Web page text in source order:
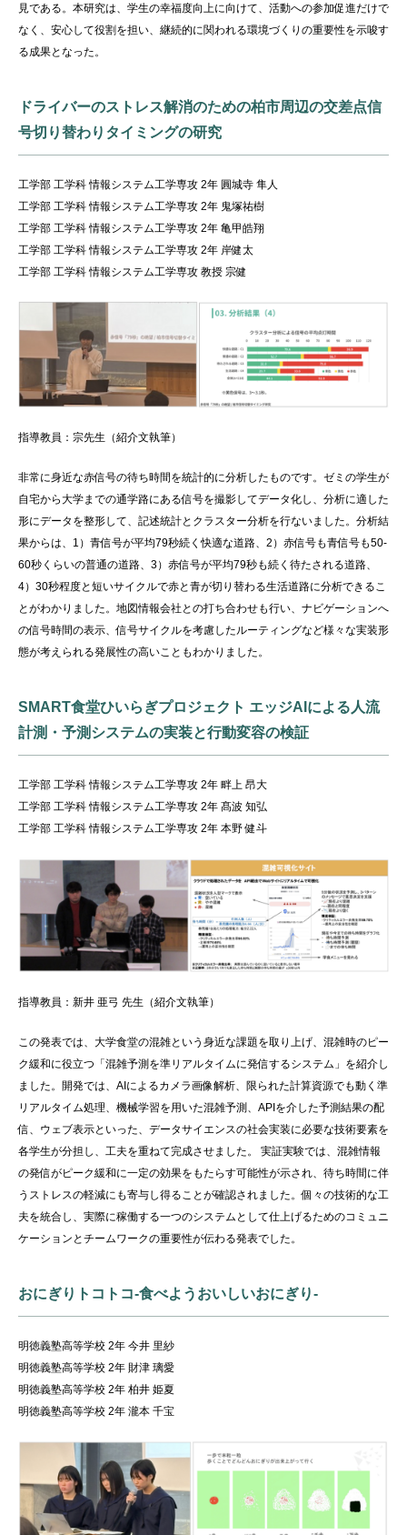
見である。本研究は、学生の幸福度向上に向けて、活動への参加促進だけで
なく、安心して役割を担い、継続的に関われる環境づくりの重要性を示唆す
る成果となった。
ドライバーのストレス解消のための柏市周辺の交差点信
号切り替わりタイミングの研究
工学部 工学科 情報システム工学専攻 2年 圓城寺 隼人
工学部 工学科 情報システム工学専攻 2年 鬼塚祐樹
工学部 工学科 情報システム工学専攻 2年 亀甲皓翔
工学部 工学科 情報システム工学専攻 2年 岸健太
工学部 工学科 情報システム工学専攻 教授 宗健
指導教員：宗先生（紹介文執筆）
非常に身近な赤信号の待ち時間を統計的に分析したものです。ゼミの学生が
自宅から大学までの通学路にある信号を撮影してデータ化し、分析に適した
形にデータを整形して、記述統計と クラスター分析を行ないました。分析結
果からは、1）青信号が平均79秒続く快適な道路、2）赤信号も青信号も50-
60秒くらいの普通の道路、3）赤信号が平均79秒も続く待たされる道路、
4）30秒程度と短いサイクルで赤と青が切り替わる生活道路に分析できるこ
とがわかりました。地図情報会社との打ち合わせも行い、ナビゲーションへ
の信号時間の表示、信号サイクルを考慮したルーティングなど様々な実装形
態が考えられる発展性の高いこともわかりました。
SMART食堂ひいらぎプロジェクト エッジAIによる人流
計測・予測システムの実装と行動変容の検証
工学部 工学科 情報システム工学専攻 2年 畔上 昂大
工学部 工学科 情報システム工学専攻 2年 髙波 知弘
工学部 工学科 情報システム工学専攻 2年 本野 健斗
指導教員：新井 亜弓 先生（紹介文執筆）
この発表では、大学食堂の混雑という身近な課題を取り上げ、混雑時のピー
ク緩和に役立つ「混雑予測を準リアルタイムに発信するシステム」を紹介し
ました。開発では、AIによるカメラ画像解析、限られた計算資源でも動く準
リアルタイム処理、機械学習を用いた混雑予測、APIを介した予測結果の配
信、ウェブ表示といった、データサイエンスの社会実装に必要な技術要素を
各学生が分担し、工夫を重ねて完成させました。 実証実験では、混雑情報
の発信がピーク緩和に一定の効果をもたらす可能性が示され、待ち時間に伴
うストレスの軽減にも寄与し得ることが確認されました。個々の技術的な工
夫を統合し、実際に稼働する一つのシステムとして仕上げるためのコミュニ
ケーションとチームワークの重要性が伝わる発表でした。
おにぎりトコトコ-食べようおいしいおにぎり-
明徳義塾高等学校 2年 今井 里紗
明徳義塾高等学校 2年 財津 璃愛
明徳義塾高等学校 2年 柏井 姫夏
明徳義塾高等学校 2年 瀧本 千宝